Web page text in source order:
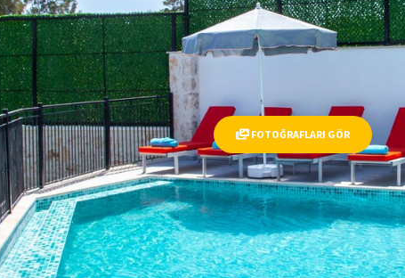
FOTOĞRAFLARI GÖR